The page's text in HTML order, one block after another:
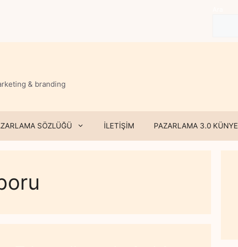
& branding
SÖZLÜĞÜ İLETİŞİM PAZARLAMA 3.0 KÜNYE